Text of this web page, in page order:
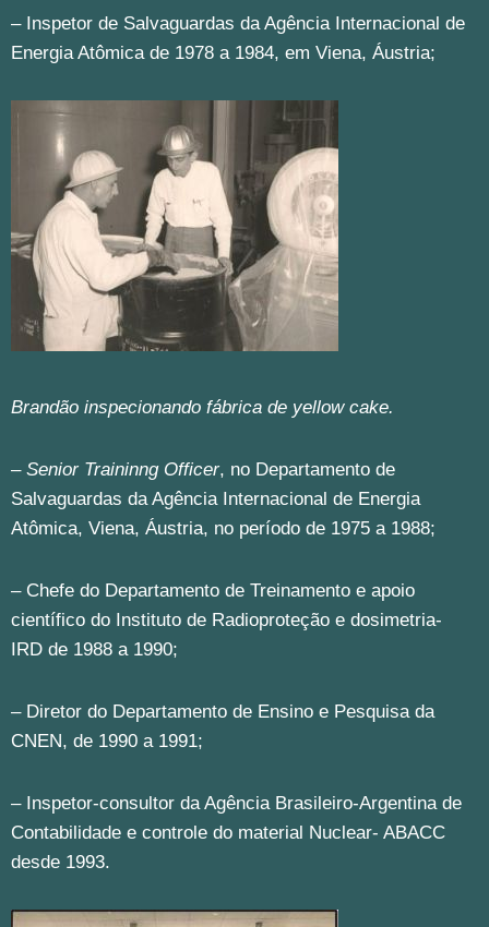
– Inspetor de Salvaguardas da Agência Internacional de
Energia Atômica de 1978 a 1984, em Viena, Áustria;
Brandão inspecionando fábrica de yellow cake.
– Senior Traininng Officer, no Departamento de
Salvaguardas da Agência Internacional de Energia
Atômica, Viena, Áustria, no período de 1975 a 1988;
– Chefe do Departamento de Treinamento e apoio
científico do Instituto de Radioproteção e dosimetria-
IRD de 1988 a 1990;
– Diretor do Departamento de Ensino e Pesquisa da
CNEN, de 1990 a 1991;
– Inspetor-consultor da Agência Brasileiro-Argentina de
Contabilidade e controle do material Nuclear- ABACC
desde 1993.